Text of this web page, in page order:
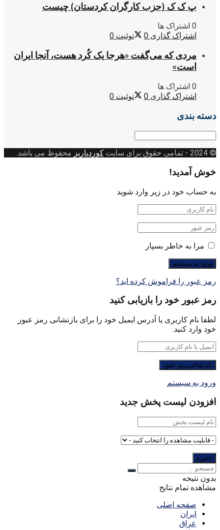
پ ک ک (حزب کارگران کردستان) چیست
0 اشتراک ها
اشتراک گذاری 0 توئیت 0
مردی که می‌گفت «هرجا یک کُرد هست، آنجا ایران
است»
0 اشتراک ها
اشتراک گذاری 0 توئیت 0
دسته بندی
© 2024
- تمامی حقوق برای سایت کوردپاریز محفوظ می باشد.
خوش آمدید!
به حساب خود در زیر وارد شوید
مرا به خاطر بسپار
رمز عبور را فراموش کرده اید؟
رمز عبور خود را بازیابی کنید
لطفا نام کاربری یا آدرس ایمیل خود را برای بازنشانی رمز عبور
خود وارد کنید.
ورود به سیستم
افزودن لیست پخش جدید
بدون نتیجه
مشاهده تمام نتایج
صفحه اصلی
ایران
عراق